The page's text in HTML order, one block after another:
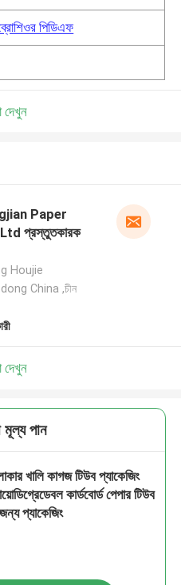
পিডিএফ
Paper
প্রস্তুতকারক
Houjie
China ,চীন
মূল্য পান
খালি কাগজ টিউব প্যাকেজিং
কার্ডবোর্ড পেপার টিউব
প্যাকেজিং